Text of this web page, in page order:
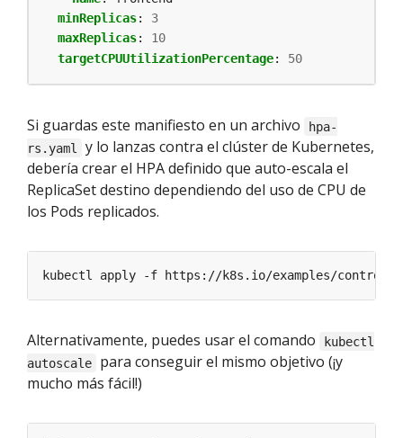
minReplicas:
3
maxReplicas:
10
targetCPUUtilizationPercentage: 50
Si guardas este manifiesto en un archivo
hpa-
rs.yaml
y lo lanzas contra el clúster de Kubernetes,
debería crear el HPA definido que auto-escala el
ReplicaSet destino dependiendo del uso de CPU de
los Pods replicados.
Alternativamente, puedes usar el comando
kubectl
autoscale
para conseguir el mismo objetivo (¡y
mucho más fácil!)